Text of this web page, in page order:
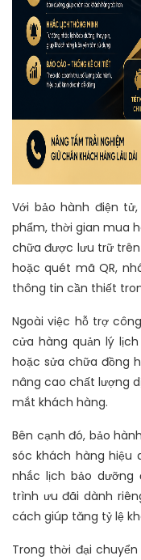
Với bảo hành điện
phẩm, thời gian mua
chữa được lưu trữ
hoặc quét mã QR,
thông tin cần thiết
Ngoài việc hỗ trợ
cửa hàng quản lý
hoặc sửa chữa đồng
nâng cao chất lượng
mắt khách hàng.
Bên cạnh đó, bảo
sóc khách hàng hiệu
nhắc lịch bảo
trình ưu đãi dành
cách giúp tăng tỷ lệ
Trong thời đại